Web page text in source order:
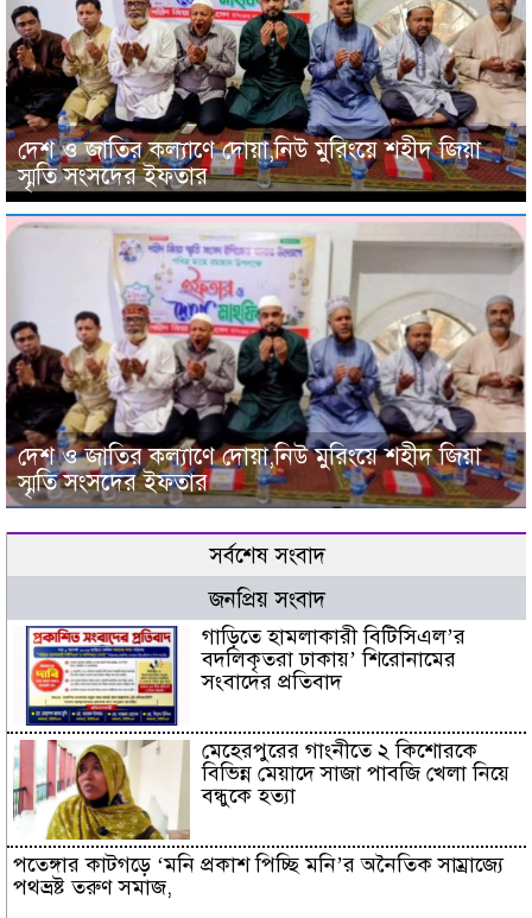
দেশ ও জাতির কল্যাণে দোয়া,নিউ মুরিংয়ে শহীদ জিয়া
স্মৃতি সংসদের ইফতার
দেশ ও জাতির কল্যাণে দোয়া,নিউ মুরিংয়ে শহীদ জিয়া
স্মৃতি সংসদের ইফতার
সর্বশেষ সংবাদ
জনপ্রিয় সংবাদ
গাড়িতে হামলাকারী বিটিসিএল’র
বদলিকৃতরা ঢাকায়’ শিরোনামের
সংবাদের প্রতিবাদ
মেহেরপুরের গাংনীতে ২ কিশোরকে
বিভিন্ন মেয়াদে সাজা পাবজি খেলা নিয়ে
বন্ধুকে হত্যা
পতেঙ্গার কাটগড়ে ‘মনি প্রকাশ পিচ্ছি মনি’র অনৈতিক সাম্রাজ্যে
পথভ্রষ্ট তরুণ সমাজ,